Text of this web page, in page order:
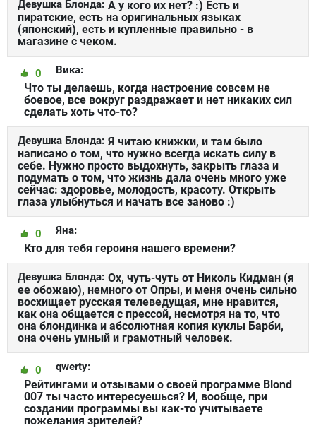
Девушка Блонда: А у кого их нет? :) Есть и
пиратские, есть на оригинальных языках
(японский), есть и купленные правильно - в
магазине с чеком.
Вика:
0
Что ты делаешь, когда настроение совсем не
боевое, все вокруг раздражает и нет никаких сил
сделать хоть что-то?
Девушка Блонда: Я читаю книжки, и там было
написано о том, что нужно всегда искать силу в
себе. Нужно просто выдохнуть, закрыть глаза и
подумать о том, что жизнь дала очень много уже
сейчас: здоровье, молодость, красоту. Открыть
глаза улыбнуться и начать все заново :)
Яна:
0
Кто для тебя героиня нашего времени?
Девушка Блонда: Ох, чуть-чуть от Николь Кидман (я
ее обожаю), немного от Опры, и меня очень сильно
восхищает русская телеведущая, мне нравится,
как она общается с прессой, несмотря на то, что
она блондинка и абсолютная копия куклы Барби,
она очень умный и грамотный человек.
qwerty:
0
Рейтингами и отзывами о своей программе Blond
007 ты часто интересуешься? И, вообще, при
создании программы вы как-то учитываете
пожелания зрителей?